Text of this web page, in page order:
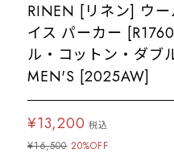
RINEN [リネン] ウ
イス パーカー
ル・コットン・ダブ
MEN'S [2025AW]
¥13,200 税込
¥16,500 20%OFF